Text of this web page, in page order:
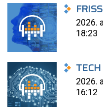
2026.
18:23
2026.
16:12